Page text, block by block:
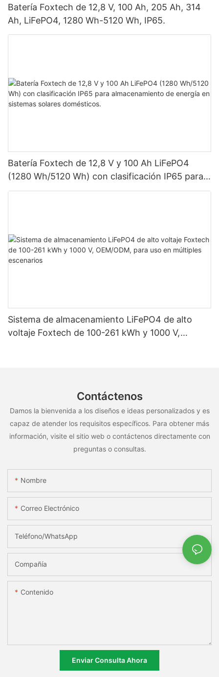
Batería Foxtech de 12,8 V, 100 Ah, 205 Ah, 314
Ah, LiFePO4, 1280 Wh-5120 Wh, IP65.
Batería Foxtech de 12,8 V y 100 Ah LiFePO4
(1280 Wh/5120 Wh) con clasificación IP65 para
almacenamiento de energía en sistemas solares
Sistema de almacenamiento LiFePO4 de alto
voltaje Foxtech de 100-261 kWh y 1000 V,
Contáctenos
Damos la bienvenida a los diseños e ideas personalizados y es
capaz de atender los requisitos específicos. Para obtener más
información, visite el sitio web o contáctenos directamente con
preguntas o consultas.
Nombre
Correo Electrónico
Teléfono/WhatsApp
Compañía
Contenido
Enviar Consulta Ahora